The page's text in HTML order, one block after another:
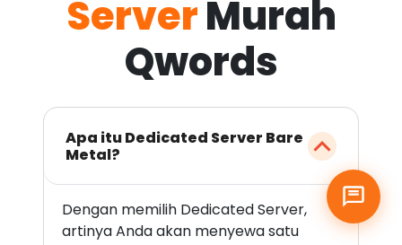
ServerMurah
Qwords
Apa itu Dedicated Server Bare
Metal?
Dengan memilih Dedicated Server,
artinya Anda akan menyewa satu